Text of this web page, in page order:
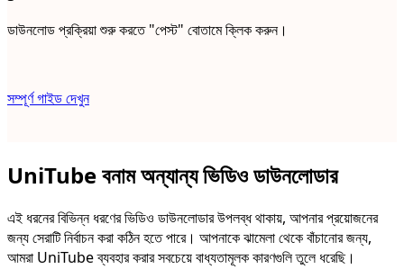
ডাউনলোড প্রক্রিয়া শুরু করতে "পেস্ট" বোতামে ক্লিক করুন।
সম্পূর্ণ গাইড দেখুন
UniTube বনাম অন্যান্য ভিডিও ডাউনলোডার
এই ধরনের বিভিন্ন ধরণের ভিডিও ডাউনলোডার উপলব্ধ থাকায়, আপনার প্রয়োজনের
জন্য সেরাটি নির্বাচন করা কঠিন হতে পারে। আপনাকে ঝামেলা থেকে বাঁচানোর জন্য,
আমরা UniTube ব্যবহার করার সবচেয়ে বাধ্যতামূলক কারণগুলি তুলে ধরেছি।